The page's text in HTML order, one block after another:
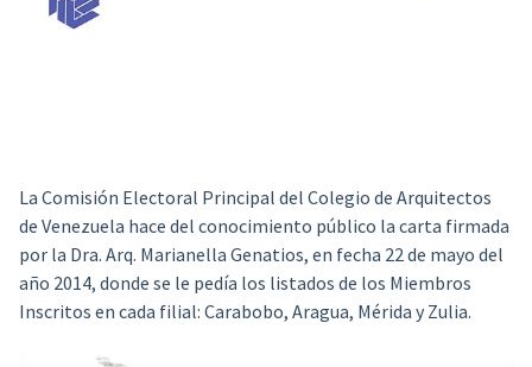
La Comisión Electoral Principal del Colegio de Arquitectos
de Venezuela hace del conocimiento público la carta firmada
por la Dra. Arq. Marianella Genatios, en fecha 22 de mayo del
año 2014, donde se le pedía los listados de los Miembros
Inscritos en cada filial: Carabobo, Aragua, Mérida y Zulia.